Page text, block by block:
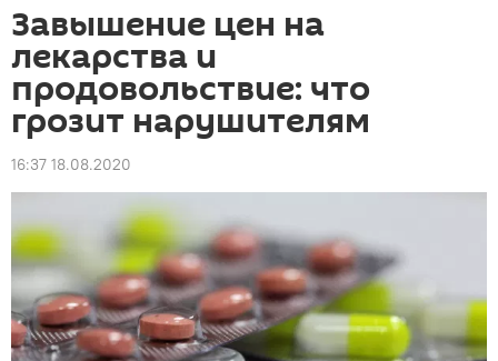
Завышение цен на
лекарства и
продовольствие: что
грозит нарушителям
16:37 18.08.2020